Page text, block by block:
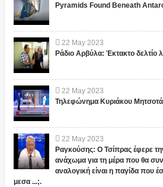
Pyramids Found Beneath
22 May 2023
Ράδιο Αρβύλα: Έκτακτο δελτίο
22 May 2023
Τηλεφώνημα Κυριάκου
22 May 2023
Ραγκούσης: Ο Τσίπρας έφερε
ανάχωμα για τη μέρα που θα
αναλογική είναι η παγίδα που
μεσα ...;.